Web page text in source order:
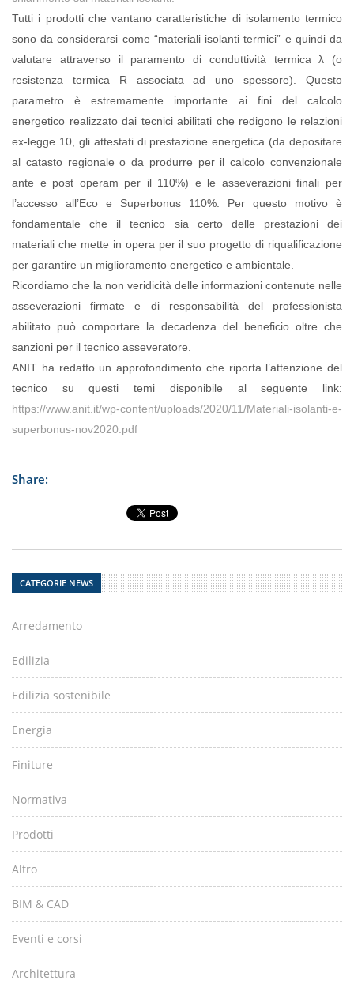
Tutti i prodotti che vantano caratteristiche di isolamento termico
sono da considerarsi come “materiali isolanti termici” e quindi da
valutare attraverso il paramento di conduttività termica λ (o
resistenza termica R associata ad uno spessore). Questo
parametro è estremamente importante ai fini del calcolo
energetico realizzato dai tecnici abilitati che redigono le relazioni
ex-legge 10, gli attestati di prestazione energetica (da depositare
al catasto regionale o da produrre per il calcolo convenzionale
ante e post operam per il 110%) e le asseverazioni finali per
l’accesso all’Eco e Superbonus 110%. Per questo motivo è
fondamentale che il tecnico sia certo delle prestazioni dei
materiali che mette in opera per il suo progetto di riqualificazione
per garantire un miglioramento energetico e ambientale.
Ricordiamo che la non veridicità delle informazioni contenute nelle
asseverazioni firmate e di responsabilità del professionista
abilitato può comportare la decadenza del beneficio oltre che
sanzioni per il tecnico asseveratore.
ANIT ha redatto un approfondimento che riporta l’attenzione del
tecnico su questi temi disponibile al seguente link:
https://www.anit.it/wp-content/uploads/2020/11/Materiali-isolanti-e-
superbonus-nov2020.pdf
Share:
CATEGORIE NEWS
Arredamento
Edilizia
Edilizia sostenibile
Energia
Finiture
Normativa
Prodotti
Altro
BIM & CAD
Eventi e corsi
Architettura